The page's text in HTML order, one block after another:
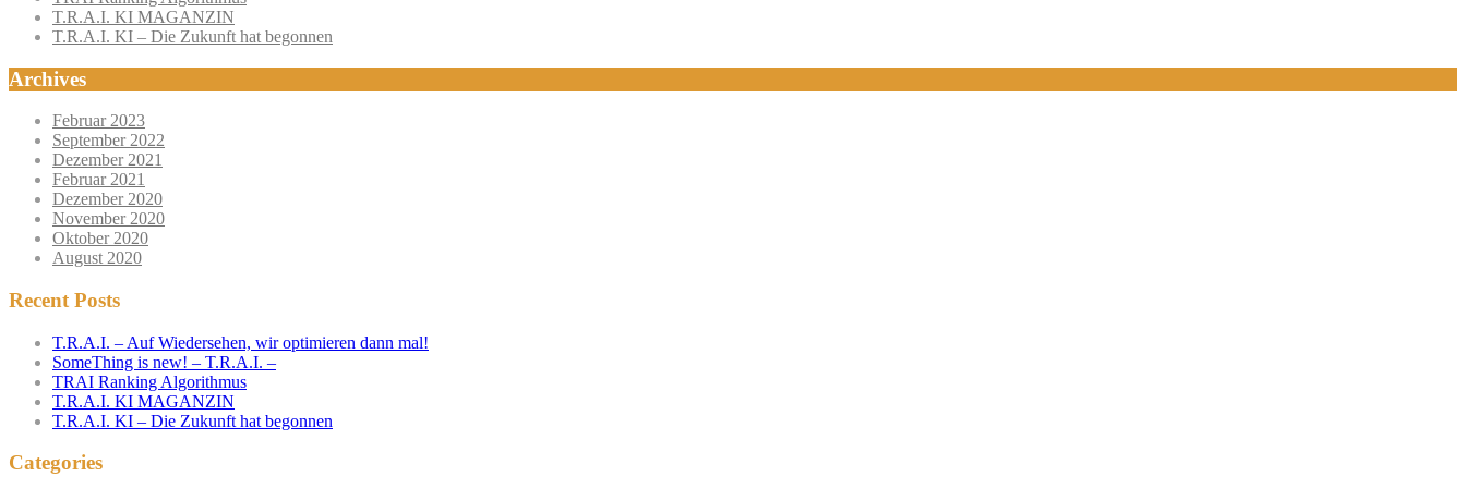
T.R.A.I. KI MAGANZIN
T.R.A.I. KI – Die Zukunft hat begonnen
Archives
Februar 2023
September 2022
Dezember 2021
Februar 2021
Dezember 2020
November 2020
Oktober 2020
August 2020
Recent Posts
T.R.A.I. – Auf Wiedersehen, wir optimieren dann mal!
SomeThing is new! – T.R.A.I. –
TRAI Ranking Algorithmus
T.R.A.I. KI MAGANZIN
T.R.A.I. KI – Die Zukunft hat begonnen
Categories